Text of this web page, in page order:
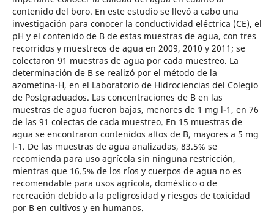
contenido del boro. En este estudio se llevó a cabo una
investigación para conocer la conductividad eléctrica (CE), el
pH y el contenido de B de estas muestras de agua, con tres
recorridos y muestreos de agua en 2009, 2010 y 2011; se
colectaron 91 muestras de agua por cada muestreo. La
determinación de B se realizó por el método de la
azometina-H, en el Laboratorio de Hidrociencias del Colegio
de Postgraduados. Las concentraciones de B en las
muestras de agua fueron bajas, menores de 1 mg l-1, en 76
de las 91 colectas de cada muestreo. En 15 muestras de
agua se encontraron contenidos altos de B, mayores a 5 mg
l-1. De las muestras de agua analizadas, 83.5% se
recomienda para uso agrícola sin ninguna restricción,
mientras que 16.5% de los ríos y cuerpos de agua no es
recomendable para usos agrícola, doméstico o de
recreación debido a la peligrosidad y riesgos de toxicidad
por B en cultivos y en humanos.